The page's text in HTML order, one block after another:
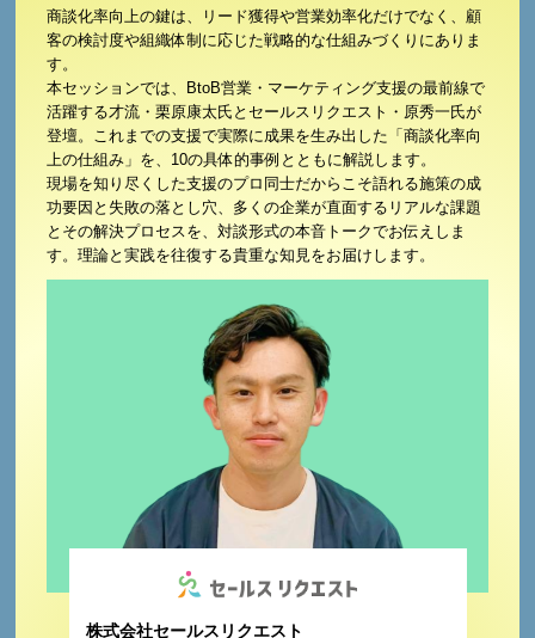
商談化率向上の鍵は、リード獲得や営業効率化だけでなく、顧
客の検討度や組織体制に応じた戦略的な仕組みづくりにありま
す。
本セッションでは、BtoB営業・マーケティング支援の最前線で
活躍する才流・栗原康太氏とセールスリクエスト・原秀一氏が
登壇。これまでの支援で実際に成果を生み出した「商談化率向
上の仕組み」を、10の具体的事例とともに解説します。
現場を知り尽くした支援のプロ同士だからこそ語れる施策の成
功要因と失敗の落とし穴、多くの企業が直面するリアルな課題
とその解決プロセスを、対談形式の本音トークでお伝えしま
す。理論と実践を往復する貴重な知見をお届けします。
株式会社セールスリクエスト